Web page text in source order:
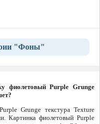
"Фоны"
фиолетовый Purple Grunge
Grunge текстура Texture
Картинка фиолетовый Purple